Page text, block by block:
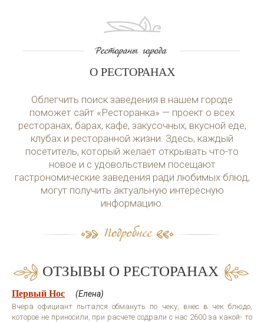
О РЕСТОРАНАХ
Облегчить поиск заведения в нашем городе
поможет сайт «Ресторанка» — проект о всех
ресторанах, барах, кафе, закусочных, вкусной еде,
клубах и ресторанной жизни. Здесь, каждый
посетитель, который желает открывать что-то
новое и с удовольствием посещают
гастрономические заведения ради любимых блюд,
могут получить актуальную интересную
информацию.
ОТЗЫВЫ О РЕСТОРАНАХ
Первый Нос (Елена)
Вчера официант пытался обмануть по чеку, внес в чек блюдо,
которое не приносили, при расчете содрали с нас 2600 за какой- то